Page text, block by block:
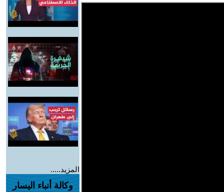
المزيد.....
وكالة أنباء اليسار